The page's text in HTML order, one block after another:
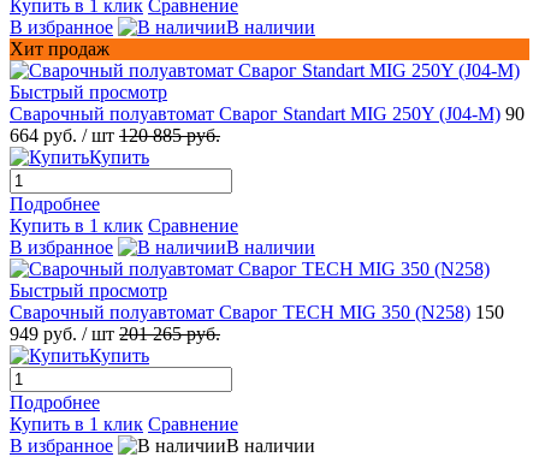
Купить в 1 клик Сравнение
В избранное
В наличии
Хит продаж
Быстрый просмотр
Сварочный полуавтомат Сварог Standart MIG 250Y (J04-M) 90
664 руб. / шт 120 885 руб.
Купить
Подробнее
Купить в 1 клик Сравнение
В избранное
В наличии
Быстрый просмотр
Сварочный полуавтомат Сварог TECH MIG 350 (N258) 150
949 руб. / шт 201 265 руб.
Купить
Подробнее
Купить в 1 клик Сравнение
В избранное
В наличии